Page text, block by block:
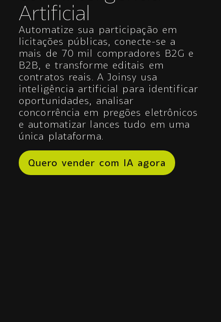
Artificial
Automatize sua participação em
licitações públicas, conecte-se a
mais de 70 mil compradores B2G e
B2B, e transforme editais em
contratos reais. A Joinsy usa
inteligência artificial para identificar
oportunidades, analisar
concorrência em pregões eletrônicos
e automatizar lances tudo em uma
única plataforma.
Quero vender com IA agora